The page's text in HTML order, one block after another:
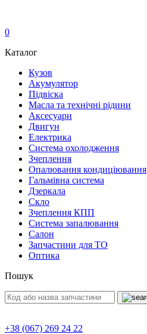
0
Каталог
Кузов
Акумулятор
Підвіска
Масла та технічні рідини
Аксесуари
Двигун
Електрика
Система охолодження
Зчеплення
Опалювання кондиціювання
Гальмівна система
Дзеркала
Скло
Зчеплення КПП
Система запалювання
Салон
Запчастини для ТО
Оптика
Пошук
+38 (067) 269 24 22